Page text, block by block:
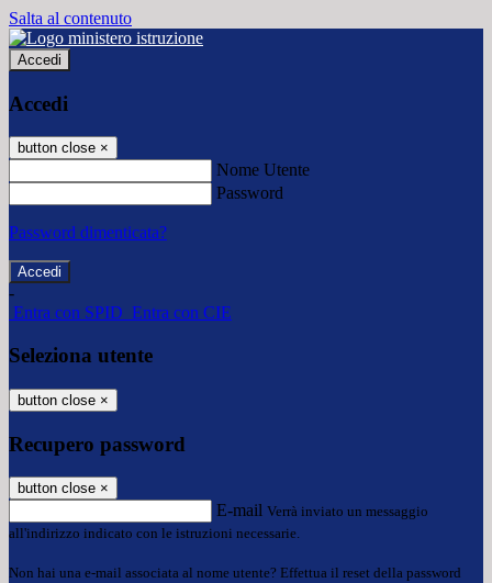
Salta al contenuto
Accedi
Accedi
button close ×
Nome Utente
Password
Password dimenticata?
-
Entra con SPID Entra con CIE
Seleziona utente
button close ×
Recupero password
button close ×
E-mail Verrà inviato un messaggio
all'indirizzo indicato con le istruzioni necessarie.
Non hai una e-mail associata al nome utente? Effettua il reset della password